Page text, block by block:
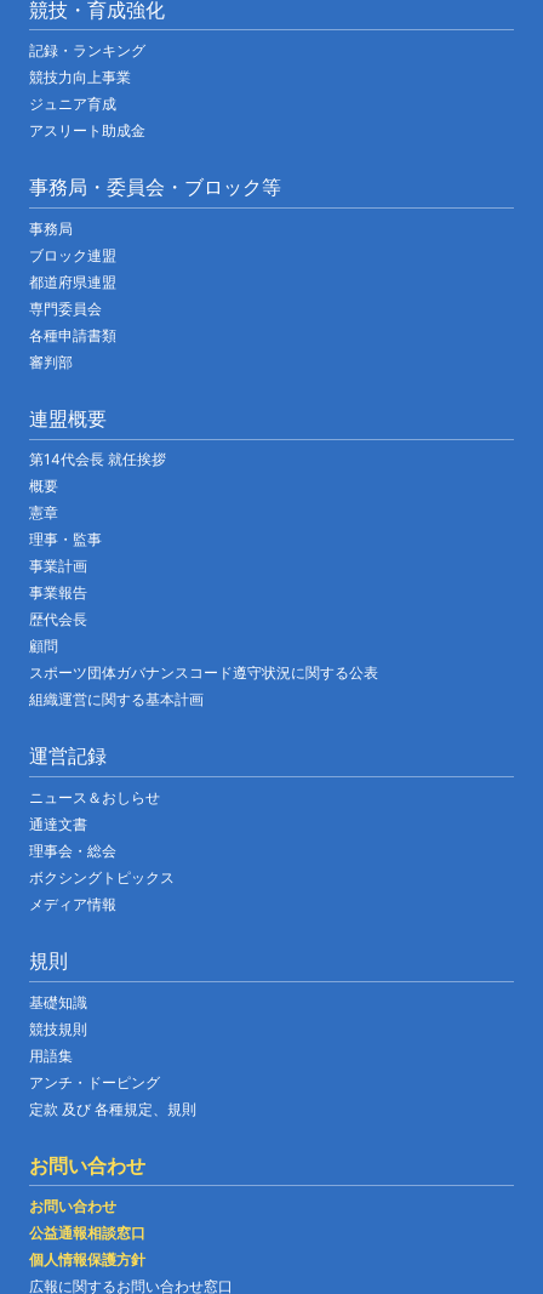
競技・育成強化
記録・ランキング
競技力向上事業
ジュニア育成
アスリート助成金
事務局・委員会・ブロック等
事務局
ブロック連盟
都道府県連盟
専門委員会
各種申請書類
審判部
連盟概要
第14代会長 就任挨拶
概要
憲章
理事・監事
事業計画
事業報告
歴代会長
顧問
スポーツ団体ガバナンスコード遵守状況に関する公表
組織運営に関する基本計画
運営記録
ニュース＆おしらせ
通達文書
理事会・総会
ボクシングトピックス
メディア情報
規則
基礎知識
競技規則
用語集
アンチ・ドーピング
定款 及び 各種規定、規則
お問い合わせ
お問い合わせ
公益通報相談窓口
個人情報保護方針
広報に関するお問い合わせ窓口